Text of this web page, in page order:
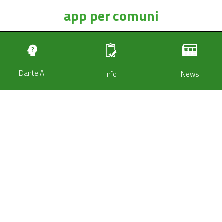
app per comuni
Dante AI Info News